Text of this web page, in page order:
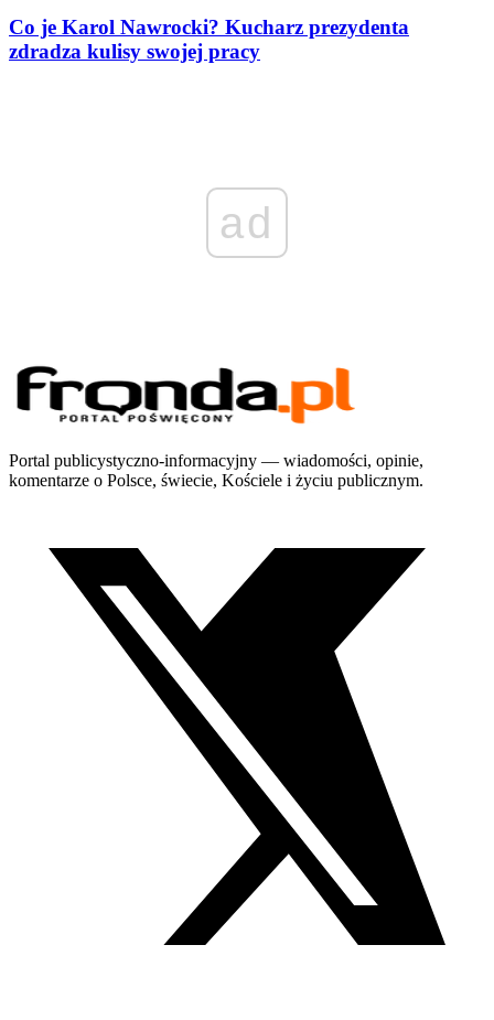
Co je Karol Nawrocki? Kucharz prezydenta
zdradza kulisy swojej pracy
ad
Portal publicystyczno-informacyjny — wiadomości, opinie,
komentarze o Polsce, świecie, Kościele i życiu publicznym.